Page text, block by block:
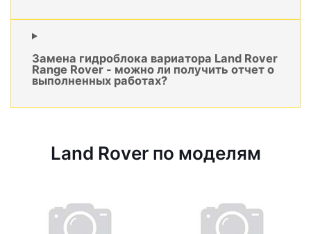
Замена гидроблока вариатора Land Rover
Range Rover - можно ли получить отчет о
выполненных работах?
Land Rover по моделям